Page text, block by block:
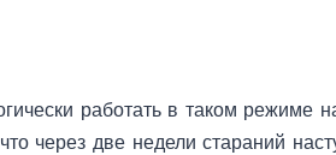
работать в таком режиме
через две недели стараний